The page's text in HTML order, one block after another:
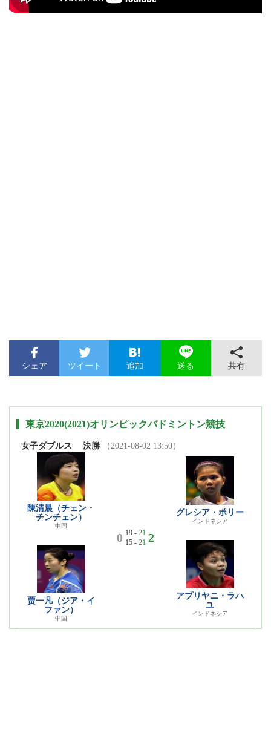
シェア ツイート 追加 送る 共有
東京2020(2021)オリンピックバドミントン競技
女子ダブルス 決勝 （2021-08-02 13:50）
陳清晨（チェン・
チンチェン）
中国
贾一凡（ジア・イ
ファン）
中国
0 19 - 21
15 - 21 2
グレシア・ポリー
インドネシア
アプリヤニ・ラハ
ユ
インドネシア